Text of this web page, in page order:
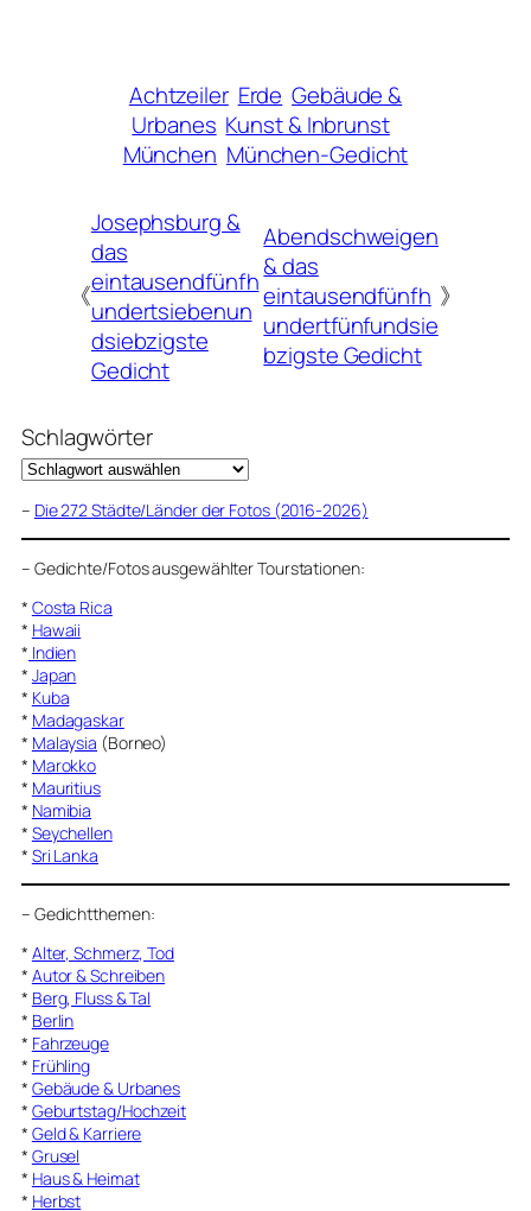
Achtzeiler Erde Gebäude &
Urbanes Kunst & Inbrunst
München München-Gedicht
《
Josephsburg &
das
eintausendfünfh
undertsiebenun
dsiebzigste
Gedicht
Abendschweigen
& das
eintausendfünfh
undertfünfundsie
bzigste Gedicht
》
Schlagwörter
– Die 272 Städte/Länder der Fotos (2016-2026)
– Gedichte/Fotos ausgewählter Tourstationen:
* Costa Rica
* Hawaii
* Indien
* Japan
* Kuba
* Madagaskar
* Malaysia (Borneo)
* Marokko
* Mauritius
* Namibia
* Seychellen
* Sri Lanka
– Gedichtthemen:
* Alter, Schmerz, Tod
* Autor & Schreiben
* Berg, Fluss & Tal
* Berlin
* Fahrzeuge
* Frühling
* Gebäude & Urbanes
* Geburtstag/Hochzeit
* Geld & Karriere
* Grusel
* Haus & Heimat
* Herbst